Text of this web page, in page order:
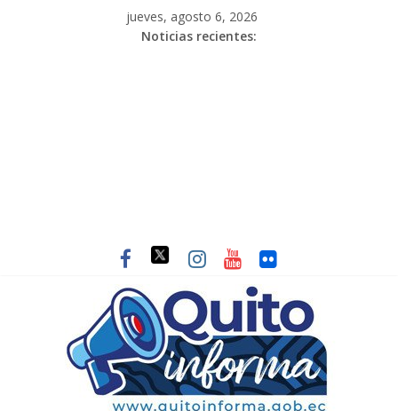
jueves, agosto 6, 2026
Noticias recientes: